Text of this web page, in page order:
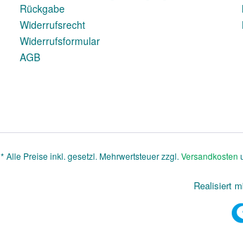
Rückgabe
Widerrufsrecht
Widerrufsformular
AGB
* Alle Preise inkl. gesetzl. Mehrwertsteuer zzgl. Versandkosten
Realisiert